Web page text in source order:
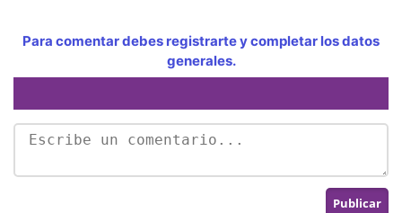
Para comentar debes registrarte y completar los datos
generales.